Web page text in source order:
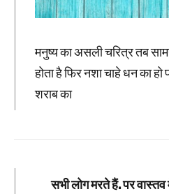
मनुष्य का असली चरित्र तब
होता है फिर नशा चाहे धन का हो
शराब का
सभी लोग मरते हैं. पर